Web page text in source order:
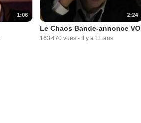
1:06 2:24
Le Chaos Bande-annonce VO
163 470 vues - Il y a 11 ans